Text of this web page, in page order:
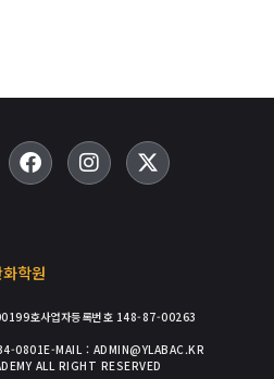
학원
호사업자등록번호 148-87-00263
0801E-MAIL : ADMIN@YLABAC.KR
ALL RIGHT RESERVED